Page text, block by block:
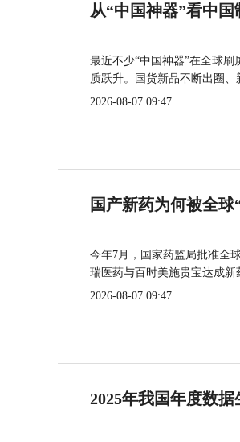
从“中国神器”看中
最近不少“中国神器”在全球
质跃升。国货新品不断出圈、
2026-08-07 09:47
国产新药为何被全球
今年7月，国家药监局批准全
瑞医药与百时美施贵宝达成
2026-08-07 09:47
2025年我国年度数据